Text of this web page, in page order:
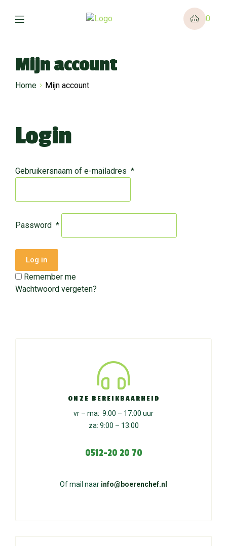
0
Mijn account
Home Mijn account
Login
Gebruikersnaam of e-mailadres *
Password *
Log in
Remember me
Wachtwoord vergeten?
ONZE BEREIKBAARHEID
vr – ma: 9:00 – 17:00 uur
za: 9:00 – 13:00
0512-20 20 70
Of mail naar info@boerenchef.nl